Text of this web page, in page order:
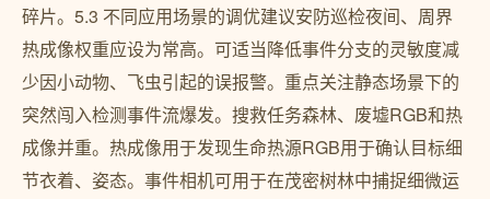
碎片。5.3 不同应用场景的调优建议安防巡检夜间、周界
热成像权重应设为常高。可适当降低事件分支的灵敏度减
少因小动物、飞虫引起的误报警。重点关注静态场景下的
突然闯入检测事件流爆发。搜救任务森林、废墟RGB和热
成像并重。热成像用于发现生命热源RGB用于确认目标细
节衣着、姿态。事件相机可用于在茂密树林中捕捉细微运